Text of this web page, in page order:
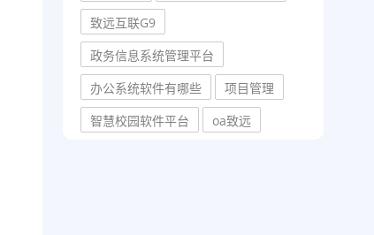
致远互联G9
政务信息系统管理平台
办公系统软件有哪些
项目管理
智慧校园软件平台
oa致远